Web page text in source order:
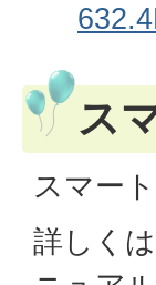
ス
スマー
詳しく